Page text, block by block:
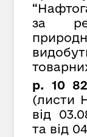
за
р. 10
(листи
від
та від